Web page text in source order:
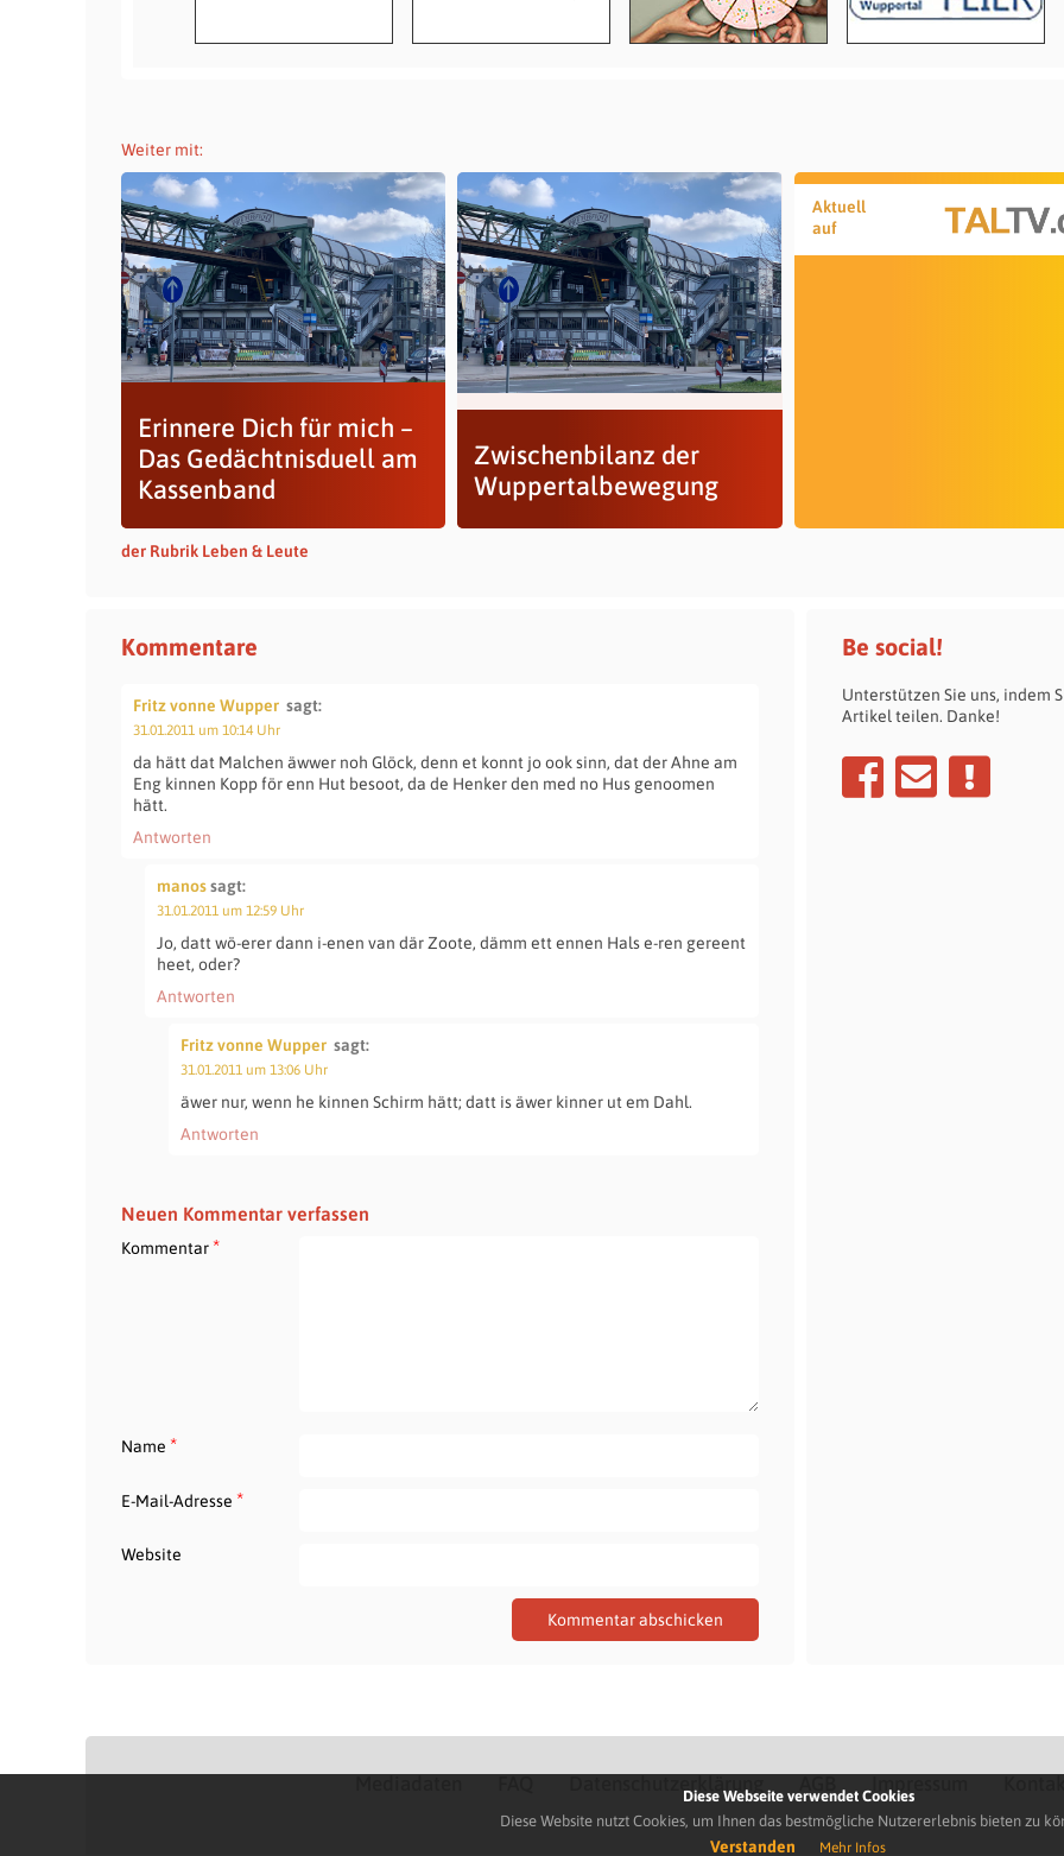
Weiter mit:
Erinnere Dich für mich –
Das Gedächtnisduell am
Kassenband
Zwischenbilanz der
Wuppertalbewegung
Aktuell
auf
der Rubrik Leben & Leute
Kommentare
Fritz vonne Wupper sagt:
31.01.2011 um 10:14 Uhr
da hätt dat Malchen äwwer noh Glöck, denn et konnt jo ook sinn, dat der Ahne am
Eng kinnen Kopp för enn Hut besoot, da de Henker den med no Hus genoomen
hätt.
Antworten
manossagt:
31.01.2011 um 12:59 Uhr
Jo, datt wö-erer dann i-enen van där Zoote, dämm ett ennen Hals e-ren gereent
heet, oder?
Antworten
Fritz vonne Wupper sagt:
31.01.2011 um 13:06 Uhr
äwer nur, wenn he kinnen Schirm hätt; datt is äwer kinner ut em Dahl.
Antworten
Neuen Kommentar verfassen
Kommentar*
Name *
E-Mail-Adresse *
Website
Be social!
Unterstützen Sie uns, indem
Artikel teilen. Danke!
Datenschutzerklärung Impressum
Diese Webseite verwendet Cookies
Diese Website nutzt Cookies, um Ihnen das bestmögliche Nutzererlebnis bieten zu
Verstanden Mehr Infos